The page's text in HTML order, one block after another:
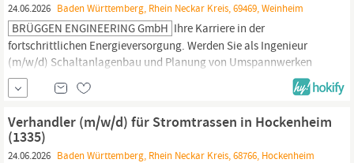
24.06.2026 Baden Württemberg, Rhein Neckar Kreis, 69469, Weinheim
BRÜGGEN ENGINEERING GmbH Ihre Karriere in der
fortschrittlichen Energieversorgung. Werden Sie als Ingenieur
(m/w/d) Schaltanlagenbau und Planung von Umspannwerken
bei BRÜGGEN ENGINEERING in Weinheim zur Schlüsselfigur in
der Energieinfrastruktur. In dieser Position planen und realisieren
Sie Schaltanlagen und Umspannwerke für die Energieversorgung.
Ihre Erfahrung im Schaltanlagenbau und Ihre...
Verhandler (m/w/d) für Stromtrassen in Hockenheim
(1335)
24.06.2026 Baden Württemberg, Rhein Neckar Kreis, 68766, Hockenheim